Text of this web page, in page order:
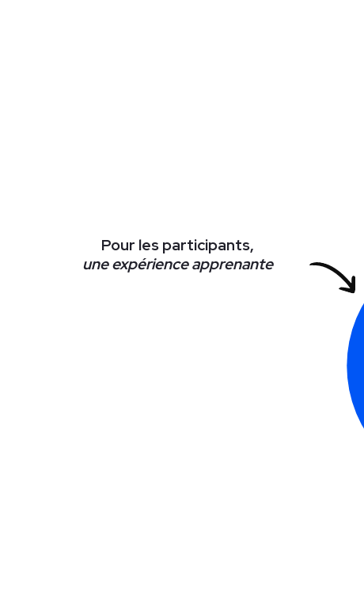
Pour les participants,
une expérience apprenante